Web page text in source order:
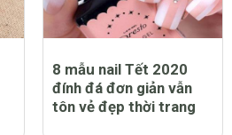
8 mẫu nail Tết 2020
đính đá đơn giản vẫn
tôn vẻ đẹp thời trang